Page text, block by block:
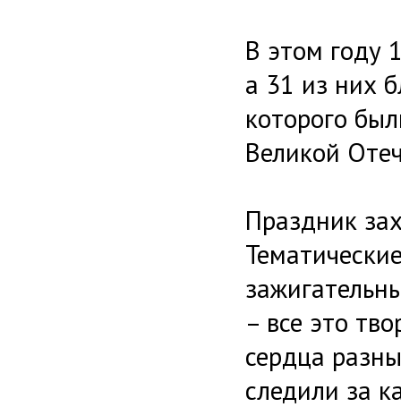
В этом году
а 31 из них
которого
Великой
Праздник
– все это
сердца
следили за